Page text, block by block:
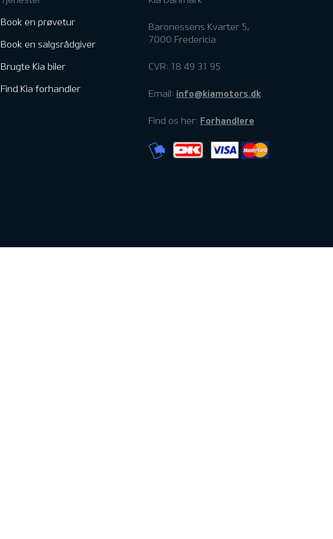
Book en prøvetur
Book en salgsrådgiver
Brugte Kia biler
Find Kia forhandler
Baronessens Kvarter 5,
7000 Fredericia
CVR: 18 49 31 95
Email: info@kiamotors.dk
Find os her: Forhandlere